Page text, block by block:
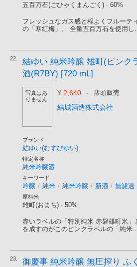
五百万石(ごひゃくまんごく) - 60%
フレッシュなガス感と程よくフルーテ
の「寒紅梅」。 全量五百万石を使用し
22.
結ゆい 純米吟醸 雄町(ピンク
酒(R7BY) [720 mL]
写真はあ
りません
¥ 2,640 - 店頭販売
結城酒造株式会社
ブランド
結ゆい(むすびゆい)
特定名称
純米吟醸酒
キーワード
吟醸 / 純米 / 純米吟醸 / 新酒 / 無濾過
原料米
雄町(おまち) - 50%
赤いラベルの「特別純米 赤磐雄町米
を成すのがこのピンクラベルの「純米
23.
御慶事 純米吟醸 無圧搾り ふ